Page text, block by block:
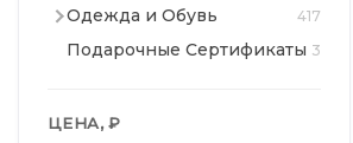
Одежда и Обувь 417
Подарочные Сертификаты 3
ЦЕНА, ₽